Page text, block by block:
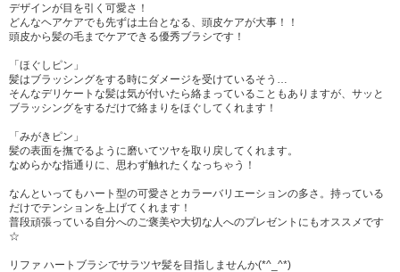
デザインが目を引く可愛さ！
どんなヘアケアでも先ずは土台となる、頭皮ケアが大事！！
頭皮から髪の毛までケアできる優秀ブラシです！
「ほぐしピン」
髪はブラッシングをする時にダメージを受けているそう…
そんなデリケートな髪は気が付いたら絡まっていることもありますが、サッと
ブラッシングをするだけで絡まりをほぐしてくれます！
「みがきピン」
髪の表面を撫でるように磨いてツヤを取り戻してくれます。
なめらかな指通りに、思わず触れたくなっちゃう！
なんといってもハート型の可愛さとカラーバリエーションの多さ。持っている
だけでテンションを上げてくれます！
普段頑張っている自分へのご褒美や大切な人へのプレゼントにもオススメです
☆
リファ ハートブラシでサラツヤ髪を目指しませんか(*^_^*)